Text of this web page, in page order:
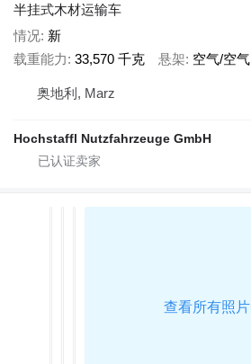
半挂式木材运输车
情况 新
载重能力 33,570 千克 悬架 空气/空气
奥地利, Marz
Hochstaffl Nutzfahrzeuge GmbH